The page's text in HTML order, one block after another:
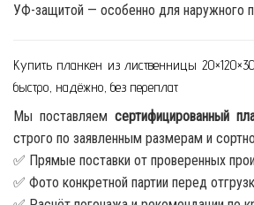
УФ-защитой — особенно для наружного
Купить планкен из лиственницы
быстро, надёжно, без переплат
Мы поставляем сертифицированный
строго по заявленным размерам и
✅ Прямые поставки от проверенных
✅ Фото конкретной партии перед